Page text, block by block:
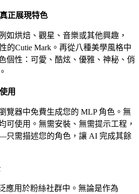
正展現特色
如烘焙、觀星、音樂或其他興趣，
的Cutie Mark。再從八種美學風格中
個性：可愛、酷炫、優雅、神秘、俏
用
覽器中免費生成您的 MLP 角色。無
可使用。無需安裝、無需提示工程，
只需描述您的角色，讓 AI 完成其餘
應用於粉絲社群中。無論是作為